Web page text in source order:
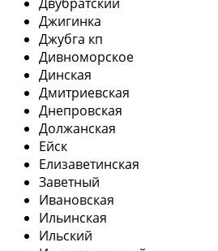
Джигинка
Джубга кп
Дивноморское
Динская
Дмитриевская
Днепровская
Должанская
Ейск
Елизаветинская
Заветный
Ивановская
Ильинская
Ильский